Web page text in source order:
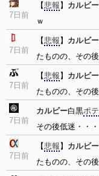
7日前
【悲報 】 カルビー
ｗ
7日前
【悲報 】 カルビー
たものの、その
7日前
【悲報 】 カルビー
たものの、その
7日前
カルビー白黒ポ
その後低迷・・
7日前
【悲報 】 カルビー
たものの、その